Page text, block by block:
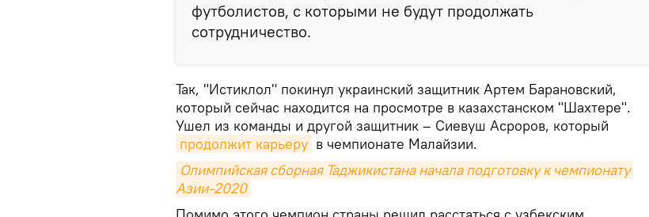
футболистов, с которыми не будут продолжать
сотрудничество.
Так, "Истиклол" покинул украинский защитник Артем Барановский,
который сейчас находится на просмотре в казахстанском "Шахтере".
Ушел из команды и другой защитник – Сиевуш Асроров, который
продолжит карьеру в чемпионате Малайзии.
Олимпийская сборная Таджикистана начала подготовку к чемпионату
Азии-2020